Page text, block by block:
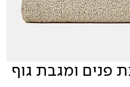
פנים ומגבת גוף